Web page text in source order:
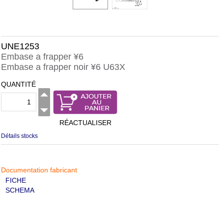
UNE1253
Embase a frapper ¥6
Embase a frapper noir ¥6 U63X
QUANTITÉ
RÉACTUALISER
Détails stocks
Documentation fabricant
FICHE
SCHEMA